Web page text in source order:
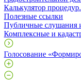
Калькулятор
Полезные ссылки
Публичные слушания
Комплексные и
Голосование